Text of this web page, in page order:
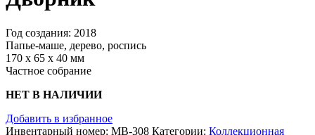
Год создания: 2018
Папье-маше, дерево, роспись
170 х 65 х 40 мм
Частное собрание
НЕТ В НАЛИЧИИ
Добавить в избранное
Инвентарный номер: МВ-308 Категории: Коллекционная